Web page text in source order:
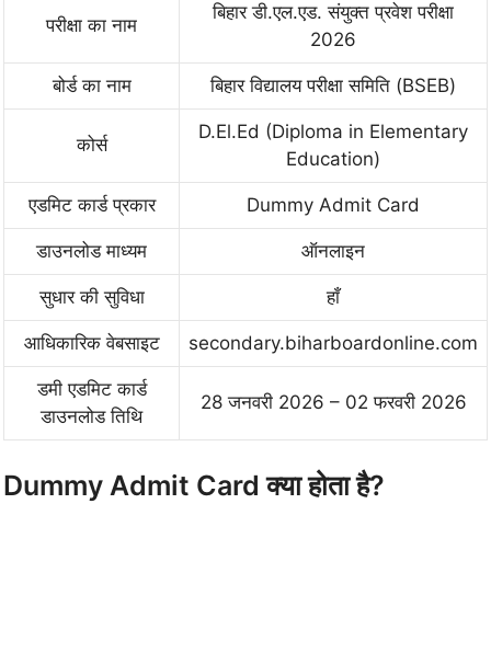
परीक्षा का नाम
बिहार डी.एल.एड. संयुक्त प्रवेश परीक्षा
2026
बोर्ड का नाम बिहार विद्यालय परीक्षा समिति (BSEB)
कोर्स
D.El.Ed (Diploma in Elementary
Education)
एडमिट कार्ड प्रकार Dummy Admit Card
डाउनलोड माध्यम ऑनलाइन
सुधार की सुविधा हाँ
आधिकारिक वेबसाइट secondary.biharboardonline.com
डमी एडमिट कार्ड
डाउनलोड तिथि
28 जनवरी 2026 – 02 फरवरी 2026
Dummy Admit Card क्या होता है?